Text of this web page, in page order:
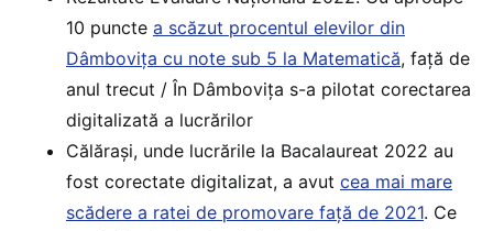
10 puncte a scăzut procentul elevilor din
Dâmbovița cu note sub 5 la Matematică, față de
anul trecut / În Dâmbovița s-a pilotat corectarea
digitalizată a lucrărilor
Călărași, unde lucrările la Bacalaureat 2022 au
fost corectate digitalizat, a avut cea mai mare
scădere a ratei de promovare față de 2021. Ce